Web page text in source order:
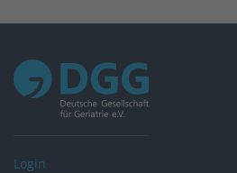
Login